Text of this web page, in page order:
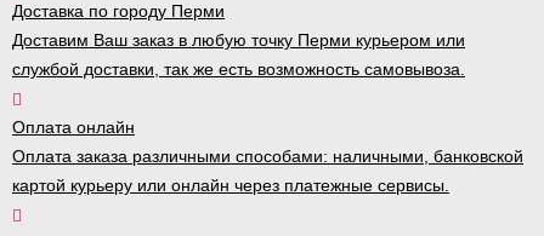
Доставка по городу Перми
Доставим Ваш заказ в любую точку Перми курьером или
службой доставки, так же есть возможность самовывоза.
Оплата онлайн
Оплата заказа различными способами: наличными, банковской
картой курьеру или онлайн через платежные сервисы.